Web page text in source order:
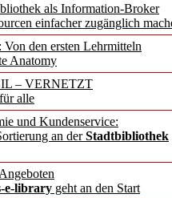
als Information-Broker
einfacher zugänglich
den ersten Lehrmitteln
Anatomy
– VERNETZT
alle
und Kundenservice:
an derStadtbibliothek
e-library geht an den Start
in
neu
und